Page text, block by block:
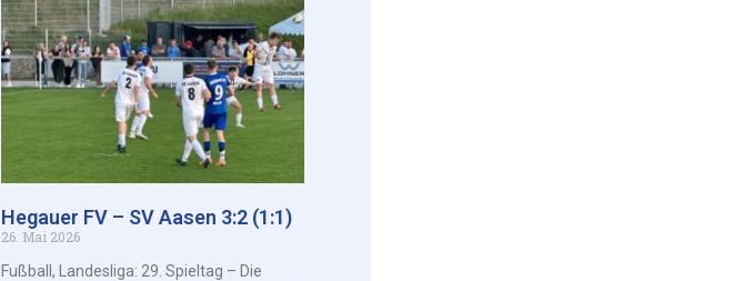
Hegauer FV – SV Aasen 3:2 (1:1)
26. Mai 2026
Fußball, Landesliga: 29. Spieltag – Die